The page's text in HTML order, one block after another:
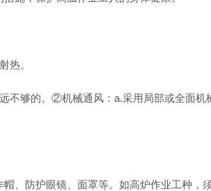
热。
不够的。②机械通风：a.采用局部或全面机
、防护眼镜、面罩等。如高炉作业工种，